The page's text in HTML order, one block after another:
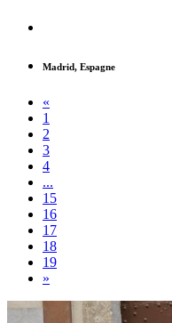
Madrid, Espagne
«
1
2
3
4
...
15
16
17
18
19
»